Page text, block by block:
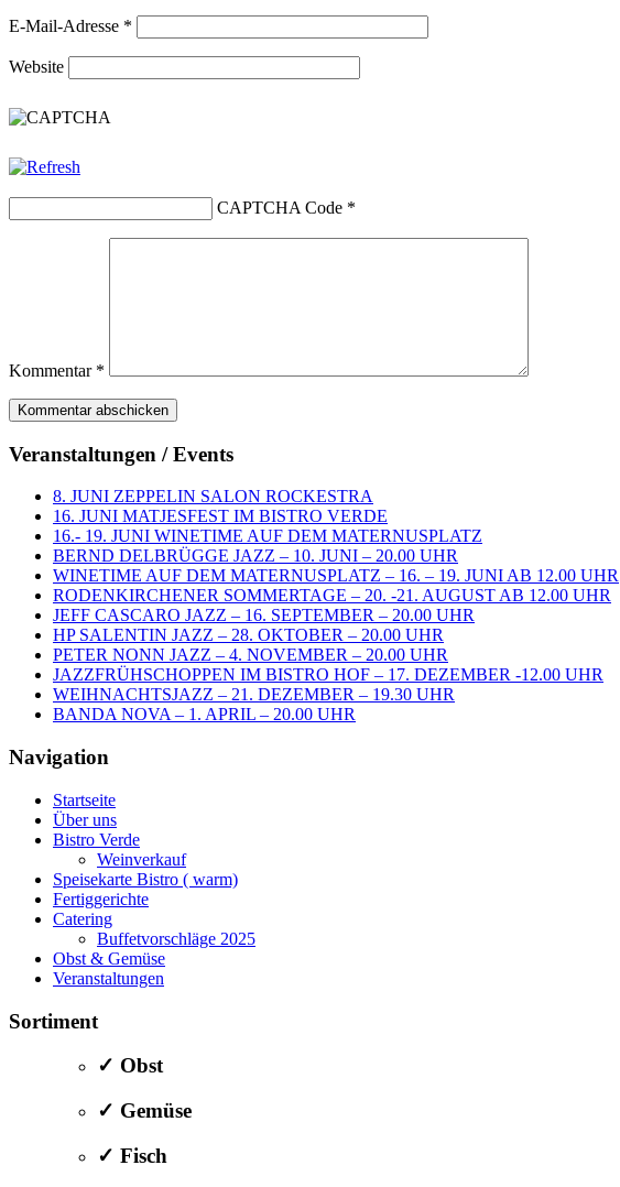
E-Mail-Adresse *
Website
CAPTCHA Code *
Kommentar *
Veranstaltungen / Events
8. JUNI ZEPPELIN SALON ROCKESTRA
16. JUNI MATJESFEST IM BISTRO VERDE
16.- 19. JUNI WINETIME AUF DEM MATERNUSPLATZ
BERND DELBRÜGGE JAZZ – 10. JUNI – 20.00 UHR
WINETIME AUF DEM MATERNUSPLATZ – 16. – 19. JUNI AB 12.00 UHR
RODENKIRCHENER SOMMERTAGE – 20. -21. AUGUST AB 12.00 UHR
JEFF CASCARO JAZZ – 16. SEPTEMBER – 20.00 UHR
HP SALENTIN JAZZ – 28. OKTOBER – 20.00 UHR
PETER NONN JAZZ – 4. NOVEMBER – 20.00 UHR
JAZZFRÜHSCHOPPEN IM BISTRO HOF – 17. DEZEMBER -12.00 UHR
WEIHNACHTSJAZZ – 21. DEZEMBER – 19.30 UHR
BANDA NOVA – 1. APRIL – 20.00 UHR
Navigation
Startseite
Über uns
Bistro Verde
Weinverkauf
Speisekarte Bistro ( warm)
Fertiggerichte
Catering
Buffetvorschläge 2025
Obst & Gemüse
Veranstaltungen
Sortiment
✓ Obst
✓ Gemüse
✓ Fisch